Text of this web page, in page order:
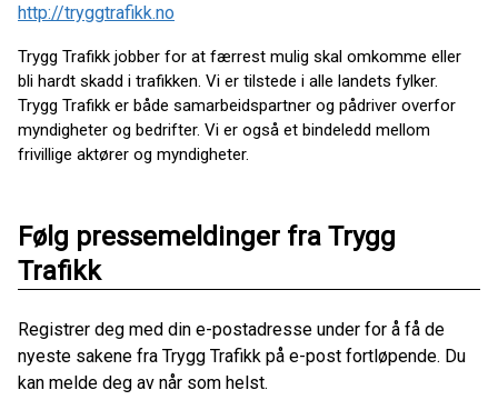
http://tryggtrafikk.no
Trygg Trafikk jobber for at færrest mulig skal omkomme eller
bli hardt skadd i trafikken. Vi er tilstede i alle landets fylker.
Trygg Trafikk er både samarbeidspartner og pådriver overfor
myndigheter og bedrifter. Vi er også et bindeledd mellom
frivillige aktører og myndigheter.
Følg pressemeldinger fra Trygg
Trafikk
Registrer deg med din e-postadresse under for å få de
nyeste sakene fra Trygg Trafikk på e-post fortløpende. Du
kan melde deg av når som helst.